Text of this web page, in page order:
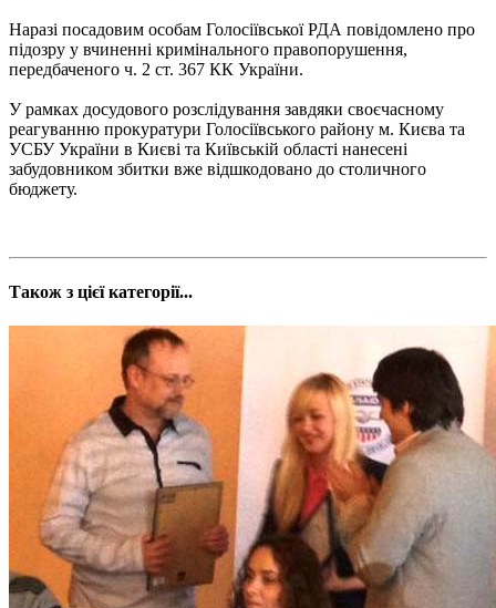
Наразі посадовим особам Голосіївської РДА повідомлено про
підозру у вчиненні кримінального правопорушення,
передбаченого ч. 2 ст. 367 КК України.
У рамках досудового розслідування завдяки своєчасному
реагуванню прокуратури Голосіївського району м. Києва та
УСБУ України в Києві та Київській області нанесені
забудовником збитки вже відшкодовано до столичного
бюджету.
Також з цієї категорії...